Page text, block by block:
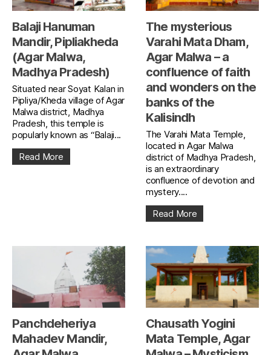
Balaji Hanuman
Mandir, Pipliakheda
(Agar Malwa,
Madhya Pradesh)
Situated near Soyat Kalan in
Pipliya/Kheda village of Agar
Malwa district, Madhya
Pradesh, this temple is
popularly known as “Balaji...
Read More
The mysterious
Varahi Mata Dham,
Agar Malwa – a
confluence of faith
and wonders on the
banks of the
Kalisindh
The Varahi Mata Temple,
located in Agar Malwa
district of Madhya Pradesh,
is an extraordinary
confluence of devotion and
mystery....
Read More
Panchdeheriya
Mahadev Mandir,
Chausath Yogini
Mata Temple, Agar